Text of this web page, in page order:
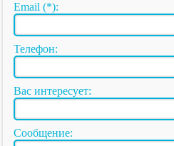
Email (*):
Телефон:
Вас интересует:
Сообщение: